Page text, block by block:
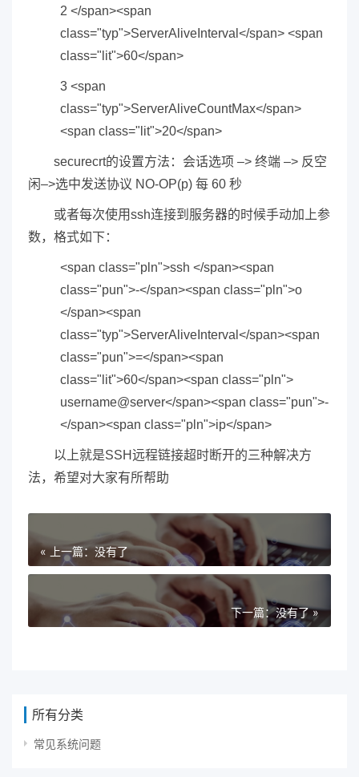
2 </span><span
class="typ">ServerAliveInterval</span> <span
class="lit">60</span>
3 <span
class="typ">ServerAliveCountMax</span>
<span class="lit">20</span>
securecrt的设置方法：会话选项 –> 终端 –> 反空
闲–>选中发送协议 NO-OP(p) 每 60 秒
或者每次使用ssh连接到服务器的时候手动加上参
数，格式如下：
<span class="pln">ssh </span><span
class="pun">-</span><span class="pln">o
</span><span
class="typ">ServerAliveInterval</span><span
class="pun">=</span><span
class="lit">60</span><span class="pln">
username@server</span><span class="pun">-
</span><span class="pln">ip</span>
以上就是SSH远程链接超时断开的三种解决方
法，希望对大家有所帮助
« 上一篇：没有了
下一篇：没有了 »
所有分类
常见系统问题